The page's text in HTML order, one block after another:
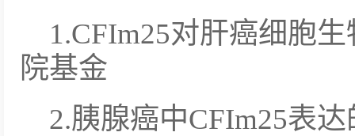
1.CFIm25对肝癌细胞
院基金
2.胰腺癌中CFIm25表